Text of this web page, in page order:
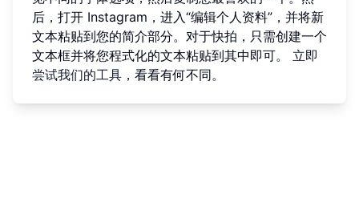
后，打开 Instagram，进入“编辑个人资料”，并将新
文本粘贴到您的简介部分。对于快拍，只需创建一个
文本框并将您程式化的文本粘贴到其中即可。 立即
尝试我们的工具 ，看看有何不同。